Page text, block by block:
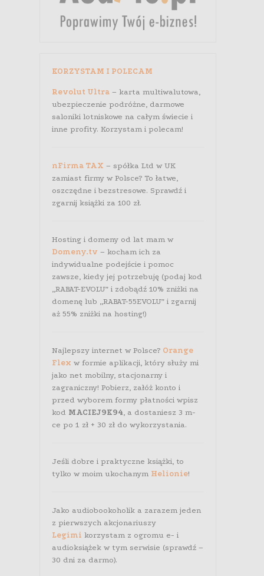
KORZYSTAM I POLECAM
Revolut Ultra– karta multiwalutowa,
ubezpieczenie podróżne, darmowe
saloniki lotniskowe na całym świecie i
inne profity. Korzystam i polecam!
nFirma TAX – spółka Ltd w UK
zamiast firmy w Polsce? To łatwe,
oszczędne i bezstresowe. Sprawdź i
zgarnij książki za 100 zł.
Hosting i domeny od lat mam w
Domeny.tv – kocham ich za
indywidualne podejście i pomoc
zawsze, kiedy jej potrzebuję (podaj kod
„RABAT-EVOLU” i zdobądź 10% zniżki na
domenę lub „RABAT-55EVOLU” i zgarnij
aż 55% zniżki na hosting!)
Najlepszy internet w Polsce? Orange
Flex w formie aplikacji, który służy mi
jako net mobilny, stacjonarny i
zagraniczny! Pobierz, załóż konto i
przed wyborem formy płatności wpisz
kod MACIEJ9K94 , a dostaniesz 3 m-
ce po 1 zł + 30 zł do wykorzystania.
Jeśli dobre i praktyczne książki, to
tylko w moim ukochanym Helionie!
Jako audiobookoholik a zarazem jeden
z pierwszych akcjonariuszy
Legimi korzystam z ogromu e- i
audioksiążek w tym serwisie (sprawdź –
30 dni za darmo).